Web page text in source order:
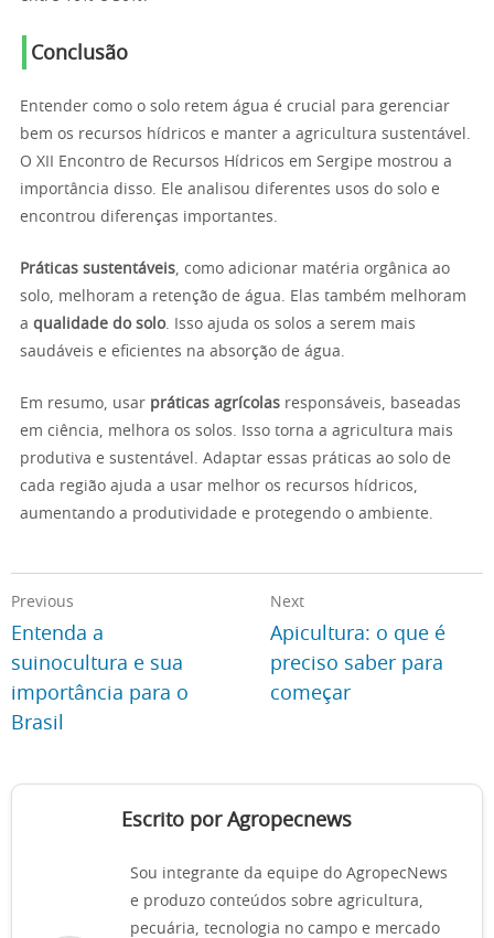
Conclusão
Entender como o solo retem água é crucial para gerenciar
bem os recursos hídricos e manter a agricultura sustentável.
O XII Encontro de Recursos Hídricos em Sergipe mostrou a
importância disso. Ele analisou diferentes usos do solo e
encontrou diferenças importantes.
Práticas sustentáveis, como adicionar matéria orgânica ao
solo, melhoram a retenção de água. Elas também melhoram
a qualidade do solo. Isso ajuda os solos a serem mais
saudáveis e eficientes na absorção de água.
Em resumo, usar práticas agrícolas responsáveis, baseadas
em ciência, melhora os solos. Isso torna a agricultura mais
produtiva e sustentável. Adaptar essas práticas ao solo de
cada região ajuda a usar melhor os recursos hídricos,
aumentando a produtividade e protegendo o ambiente.
Previous
Entenda a
suinocultura e sua
importância para o
Brasil
Next
Apicultura: o que é
preciso saber para
começar
Escrito por Agropecnews
Sou integrante da equipe do AgropecNews
e produzo conteúdos sobre agricultura,
pecuária, tecnologia no campo e mercado